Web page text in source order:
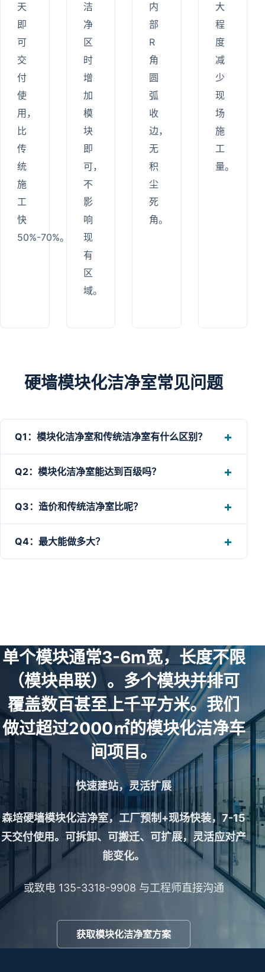
天
即
可
交
付
使
用，
比
传
统
施
工
快
50%-70%。
洁
净
区
时
增
加
模
块
即
可，
不
影
响
现
有
区
域。
内
部
R
角
圆
弧
收
边，
无
积
尘
死
角。
大
程
度
减
少
现
场
施
工
量。
硬墙模块化洁净室常见问题
Q1：模块化洁净室和传统洁净室有什么区别？
Q2：模块化洁净室能达到百级吗？
Q3：造价和传统洁净室比呢？
Q4：最大能做多大？
单个模块通常3-6m宽，长度不限
（模块串联）。多个模块并排可
覆盖数百甚至上千平方米。我们
做过超过2000㎡的模块化洁净车
间项目。
快速建站，灵活扩展
森培硬墙模块化洁净室，工厂预制+现场快装，7-15
天交付使用。可拆卸、可搬迁、可扩展，灵活应对产
能变化。
或致电 135-3318-9908 与工程师直接沟通
获取模块化洁净室方案